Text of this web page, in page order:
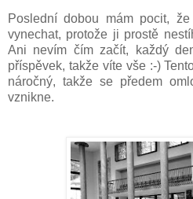
Poslední dobou mám pocit,
vynechat, protože ji prostě
Ani nevím čím začít, každý
příspěvek, takže víte vše :-)
náročný, takže se předem
vznikne.